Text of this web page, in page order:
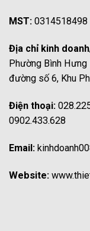
MST: 0314518498
Địa chỉ kinh
Phường Bình Hưng
đường số 6, Khu
Điện thoại:
0902.433.628
Email:
Website: